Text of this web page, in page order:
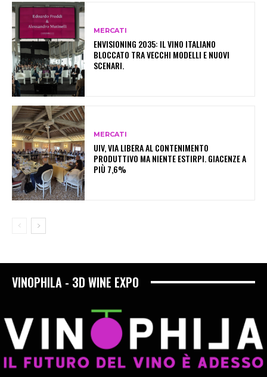
MERCATI
ENVISIONING 2035: IL VINO ITALIANO
BLOCCATO TRA VECCHI MODELLI E NUOVI
SCENARI.
MERCATI
UIV, VIA LIBERA AL CONTENIMENTO
PRODUTTIVO MA NIENTE ESTIRPI. GIACENZE A
PIÙ 7,6%
VINOPHILA - 3D WINE EXPO